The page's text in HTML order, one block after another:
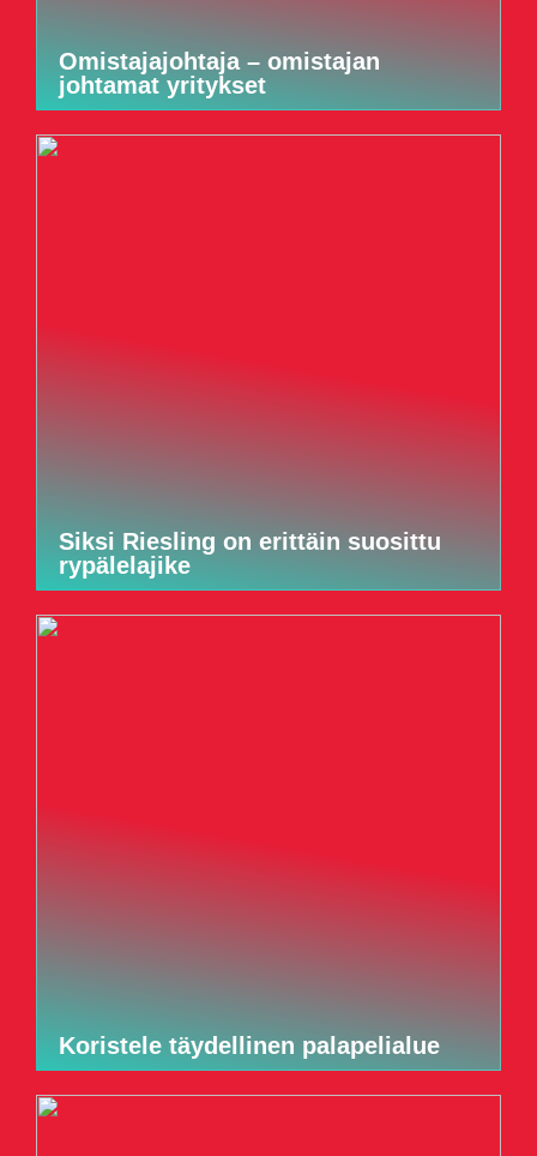
Omistajajohtaja – omistajan
johtamat yritykset
Siksi Riesling on erittäin suosittu
rypälelajike
Koristele täydellinen palapelialue